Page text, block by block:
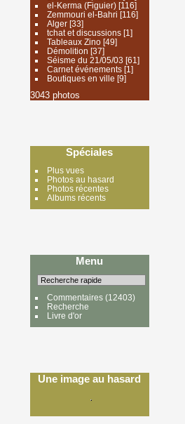
el-Kerma (Figuier)[116]
Zemmouri el-Bahri [116]
Alger[33]
tchat et discussions[1]
Tableaux Zino[49]
Démolition [37]
Séisme du 21/05/03 [61]
Carnet événements[1]
Boutiques en ville [9]
3043 photos
Spéciales
Plus vues
Photos au hasard
Photos récentes
Albums récents
Menu
Commentaires(12403)
Recherche
Livre d'or
Une image au hasard